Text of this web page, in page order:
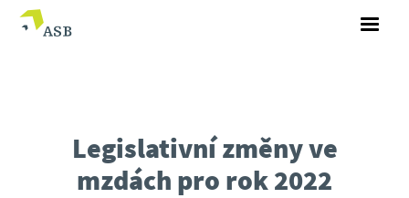
Legislativní změny ve
mzdách pro rok 2022